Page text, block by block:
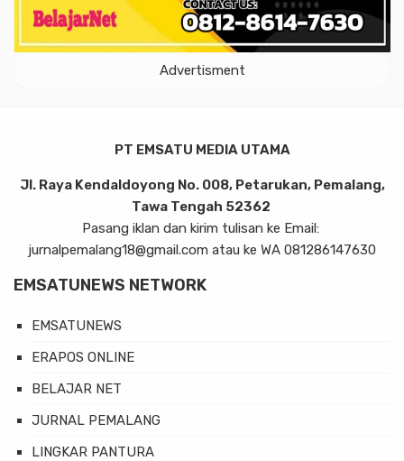
Advertisment
PT EMSATU MEDIA UTAMA
Jl. Raya Kendaldoyong No. 008, Petarukan, Pemalang,
Tawa Tengah 52362
Pasang iklan dan kirim tulisan ke Email:
jurnalpemalang18@gmail.com atau ke WA 081286147630
EMSATUNEWS NETWORK
EMSATUNEWS
ERAPOS ONLINE
BELAJAR NET
JURNAL PEMALANG
LINGKAR PANTURA